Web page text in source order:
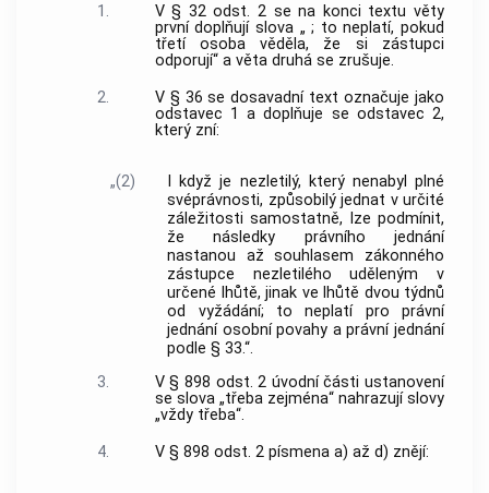
1.
V § 32 odst. 2 se na konci textu věty
první doplňují slova „ ; to neplatí, pokud
třetí osoba věděla, že si zástupci
odporují“ a věta druhá se zrušuje.
2.
V § 36 se dosavadní text označuje jako
odstavec 1 a doplňuje se odstavec 2,
který zní:
„(2)
I když je nezletilý, který nenabyl plné
svéprávnosti, způsobilý jednat v určité
záležitosti samostatně, lze podmínit,
že následky právního jednání
nastanou až souhlasem zákonného
zástupce nezletilého uděleným v
určené lhůtě, jinak ve lhůtě dvou týdnů
od vyžádání; to neplatí pro právní
jednání osobní povahy a právní jednání
podle § 33.“.
3.
V § 898 odst. 2 úvodní části ustanovení
se slova „třeba zejména“ nahrazují slovy
„vždy třeba“.
4.
V § 898 odst. 2 písmena a) až d) znějí: